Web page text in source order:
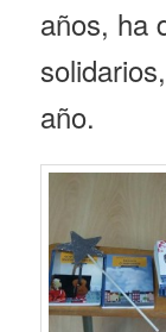
años, ha
año.